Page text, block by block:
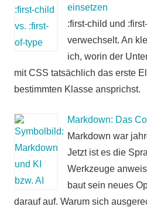
einsetzen
:first-child und
verwechselt. An
ich, worin der
mit CSS tatsächlich das erste
bestimmten Klasse ansprichst.
Markdown: Das
Markdown war
Jetzt ist es die
Werkzeuge
baut sein neues
darauf auf. Warum sich